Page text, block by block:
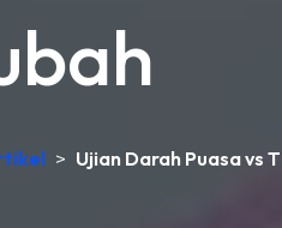
> Ujian Darah Puasa vs